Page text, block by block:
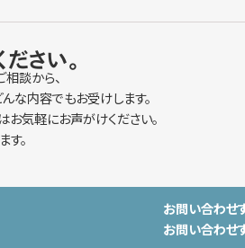
さい。
談から、
な内容でもお受けします。
お気軽にお声がけください。
。
お問い合わせ
お問い合わせ